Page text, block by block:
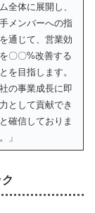
全体に展開し、
メンバーへの指
通じて、営業効
〇〇%改善する
を目指します。
の事業成長に即
として貢献でき
確信しておりま
」